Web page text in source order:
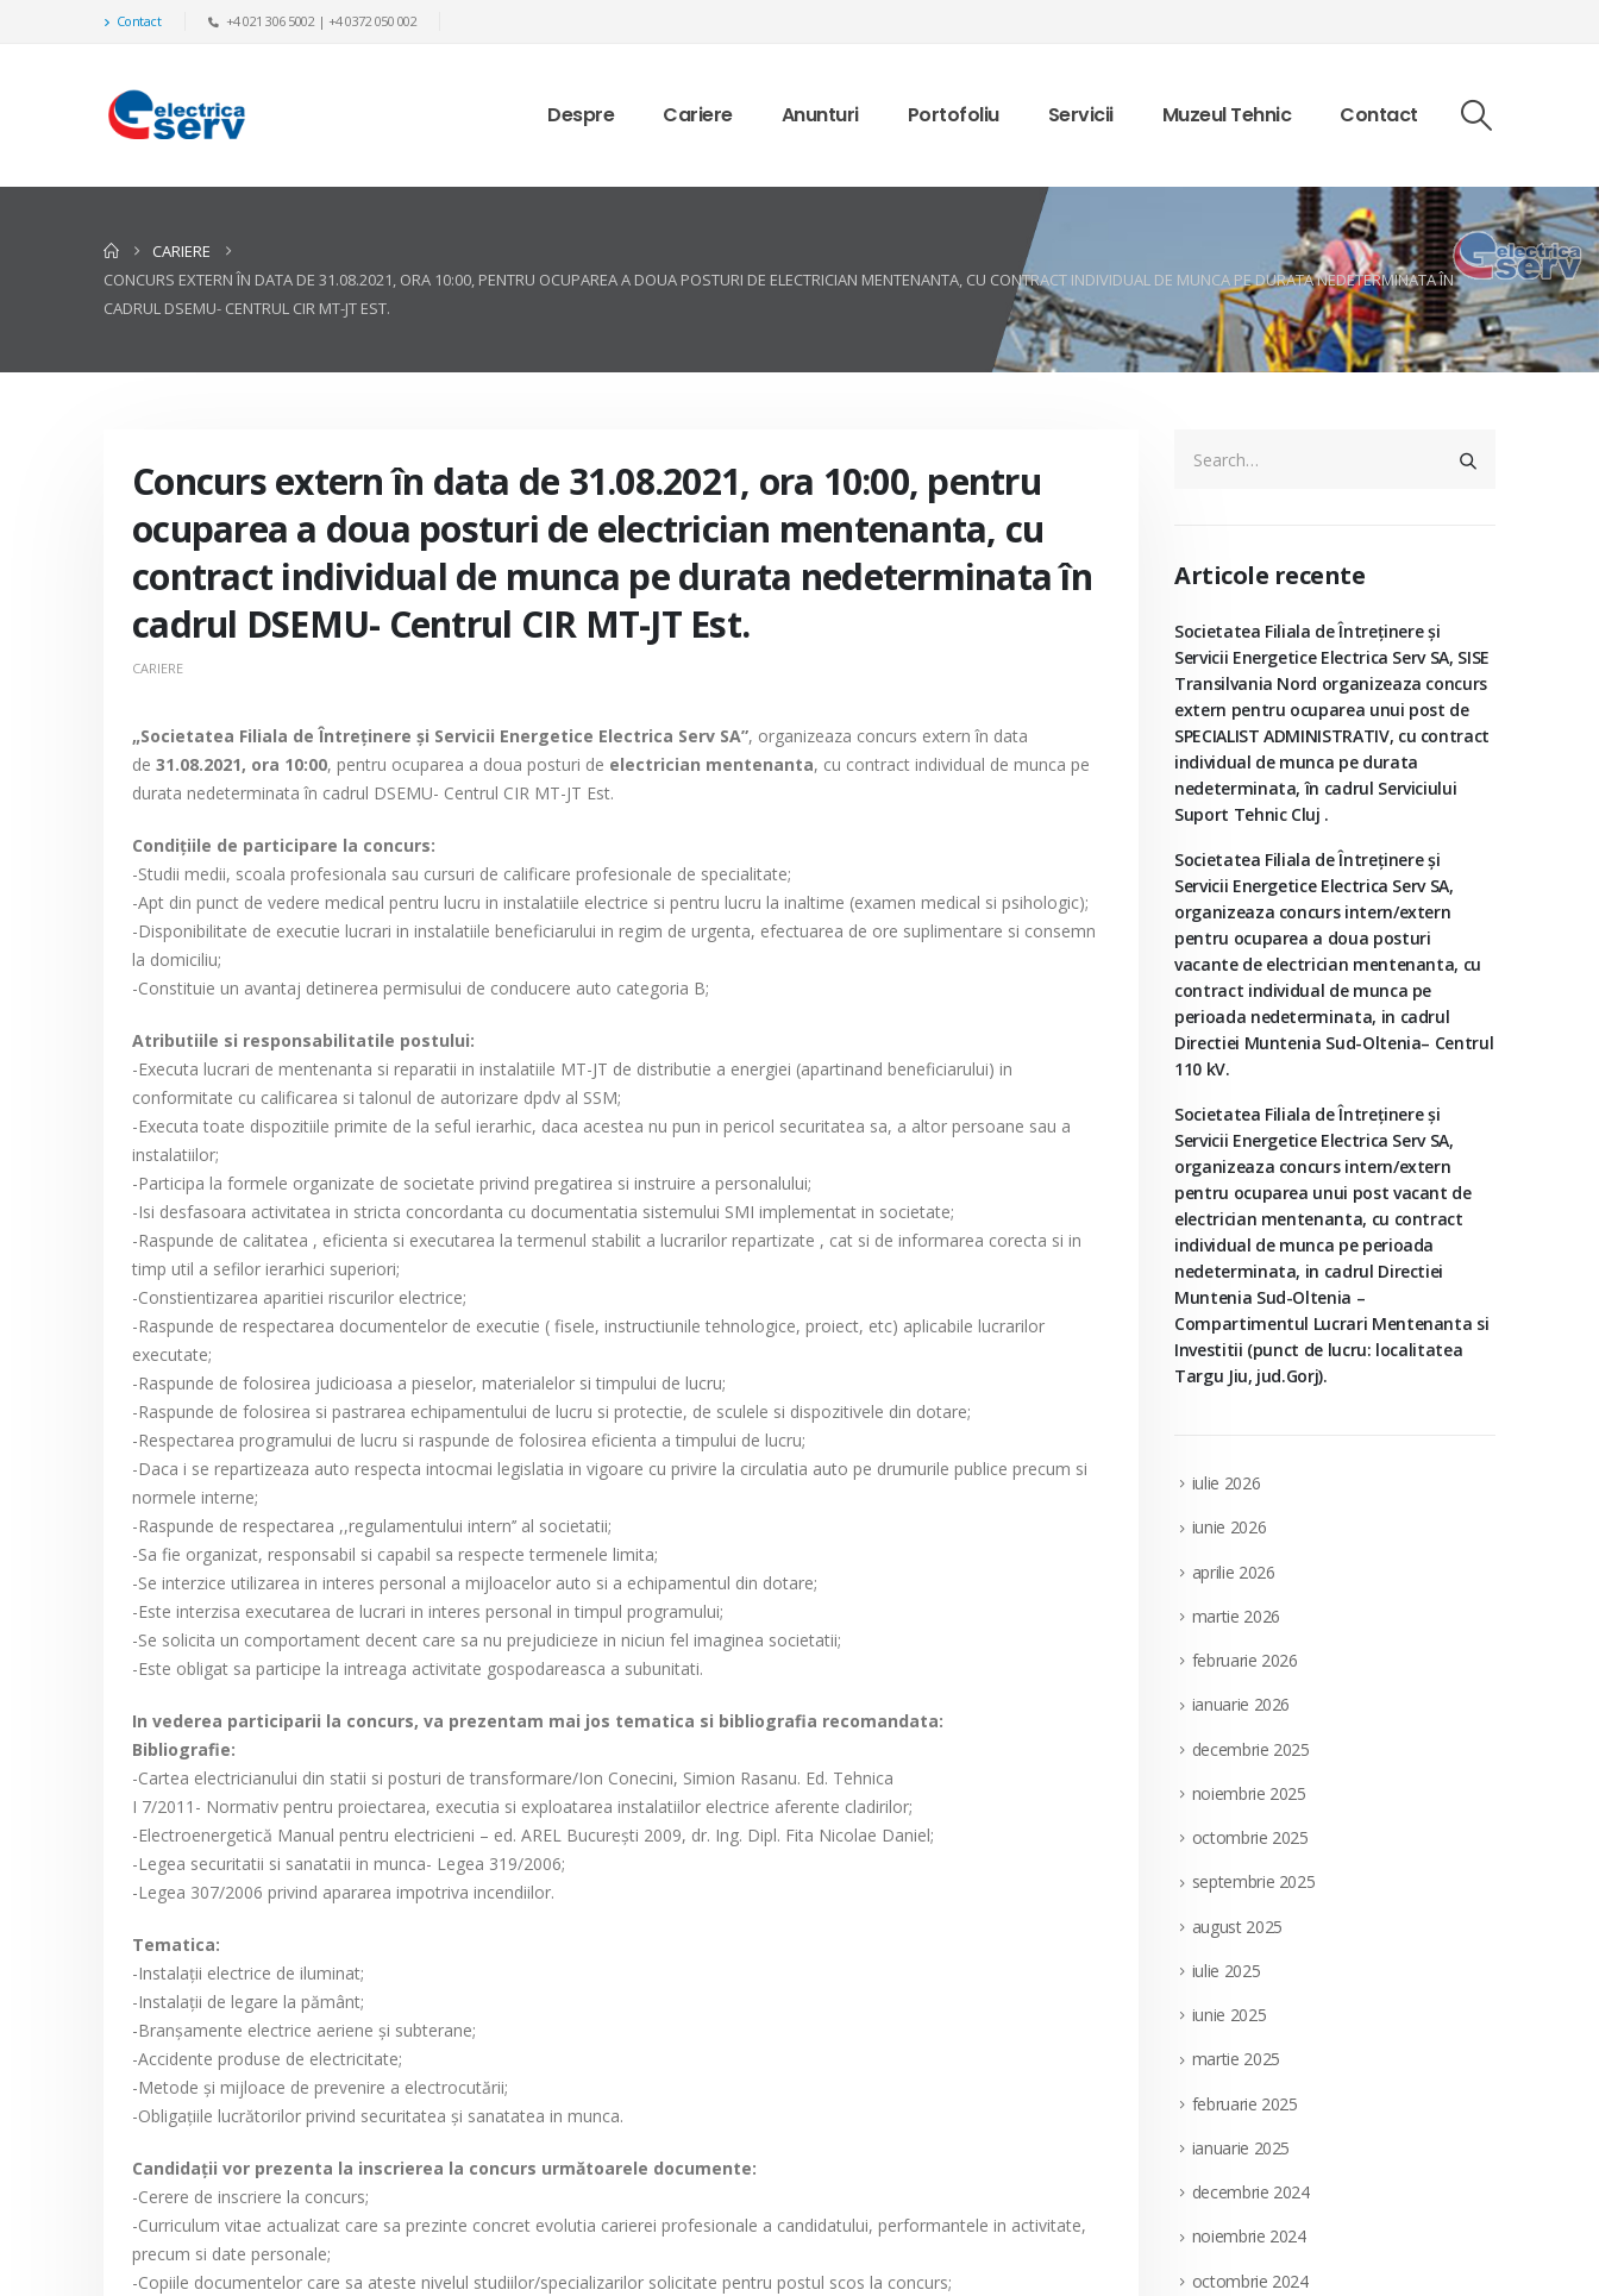
Contact +4 021 306 5002 | +4 0372 050 002
Despre Cariere Anunturi Portofoliu Servicii Muzeul Tehnic Contact
CARIERE
CONCURS EXTERN ÎN DATA DE 31.08.2021, ORA 10:00, PENTRU OCUPAREA A DOUA POSTURI DE ELECTRICIAN MENTENANTA, CU CONTRACT INDIVIDUAL DE MUNCA PE DURATA NEDETERMINATA ÎN
CADRUL DSEMU- CENTRUL CIR MT-JT EST.
Concurs extern în data de 31.08.2021, ora 10:00, pentru
ocuparea a doua posturi de electrician mentenanta, cu
contract individual de munca pe durata nedeterminata în
cadrul DSEMU- Centrul CIR MT-JT Est.
CARIERE
„Societatea Filiala de Întreţinere şi Servicii Energetice Electrica Serv SA”, organizeaza concurs extern în data
de 31.08.2021, ora 10:00, pentru ocuparea a doua posturi de electrician mentenanta, cu contract individual de munca pe
durata nedeterminata în cadrul DSEMU- Centrul CIR MT-JT Est.
Condiţiile de participare la concurs:
-Studii medii, scoala profesionala sau cursuri de calificare profesionale de specialitate;
-Apt din punct de vedere medical pentru lucru in instalatiile electrice si pentru lucru la inaltime (examen medical si psihologic);
-Disponibilitate de executie lucrari in instalatiile beneficiarului in regim de urgenta, efectuarea de ore suplimentare si consemn
la domiciliu;
-Constituie un avantaj detinerea permisului de conducere auto categoria B;
Atributiile si responsabilitatile postului:
-Executa lucrari de mentenanta si reparatii in instalatiile MT-JT de distributie a energiei (apartinand beneficiarului) in
conformitate cu calificarea si talonul de autorizare dpdv al SSM;
-Executa toate dispozitiile primite de la seful ierarhic, daca acestea nu pun in pericol securitatea sa, a altor persoane sau a
instalatiilor;
-Participa la formele organizate de societate privind pregatirea si instruire a personalului;
-Isi desfasoara activitatea in stricta concordanta cu documentatia sistemului SMI implementat in societate;
-Raspunde de calitatea , eficienta si executarea la termenul stabilit a lucrarilor repartizate , cat si de informarea corecta si in
timp util a sefilor ierarhici superiori;
-Constientizarea aparitiei riscurilor electrice;
-Raspunde de respectarea documentelor de executie ( fisele, instructiunile tehnologice, proiect, etc) aplicabile lucrarilor
executate;
-Raspunde de folosirea judicioasa a pieselor, materialelor si timpului de lucru;
-Raspunde de folosirea si pastrarea echipamentului de lucru si protectie, de sculele si dispozitivele din dotare;
-Respectarea programului de lucru si raspunde de folosirea eficienta a timpului de lucru;
-Daca i se repartizeaza auto respecta intocmai legislatia in vigoare cu privire la circulatia auto pe drumurile publice precum si
normele interne;
-Raspunde de respectarea ,,regulamentului intern’’ al societatii;
-Sa fie organizat, responsabil si capabil sa respecte termenele limita;
-Se interzice utilizarea in interes personal a mijloacelor auto si a echipamentul din dotare;
-Este interzisa executarea de lucrari in interes personal in timpul programului;
-Se solicita un comportament decent care sa nu prejudicieze in niciun fel imaginea societatii;
-Este obligat sa participe la intreaga activitate gospodareasca a subunitati.
In vederea participarii la concurs, va prezentam mai jos tematica si bibliografia recomandata:
Bibliografie:
-Cartea electricianului din statii si posturi de transformare/Ion Conecini, Simion Rasanu. Ed. Tehnica
I 7/2011- Normativ pentru proiectarea, executia si exploatarea instalatiilor electrice aferente cladirilor;
-Electroenergetică Manual pentru electricieni – ed. AREL București 2009, dr. Ing. Dipl. Fita Nicolae Daniel;
-Legea securitatii si sanatatii in munca- Legea 319/2006;
-Legea 307/2006 privind apararea impotriva incendiilor.
Tematica:
-Instalații electrice de iluminat;
-Instalații de legare la pământ;
-Branșamente electrice aeriene și subterane;
-Accidente produse de electricitate;
-Metode și mijloace de prevenire a electrocutării;
-Obligațiile lucrătorilor privind securitatea și sanatatea in munca.
Candidaţii vor prezenta la inscrierea la concurs următoarele documente:
-Cerere de inscriere la concurs;
-Curriculum vitae actualizat care sa prezinte concret evolutia carierei profesionale a candidatului, performantele in activitate,
precum si date personale;
-Copiile documentelor care sa ateste nivelul studiilor/specializarilor solicitate pentru postul scos la concurs;
Articole recente
Societatea Filiala de Întreţinere şi
Servicii Energetice Electrica Serv SA, SISE
Transilvania Nord organizeaza concurs
extern pentru ocuparea unui post de
SPECIALIST ADMINISTRATIV, cu contract
individual de munca pe durata
nedeterminata, în cadrul Serviciului
Suport Tehnic Cluj .
Societatea Filiala de Întreţinere şi
Servicii Energetice Electrica Serv SA,
organizeaza concurs intern/extern
pentru ocuparea a doua posturi
vacante de electrician mentenanta, cu
contract individual de munca pe
perioada nedeterminata, in cadrul
Directiei Muntenia Sud-Oltenia– Centrul
110 kV.
Societatea Filiala de Întreţinere şi
Servicii Energetice Electrica Serv SA,
organizeaza concurs intern/extern
pentru ocuparea unui post vacant de
electrician mentenanta, cu contract
individual de munca pe perioada
nedeterminata, in cadrul Directiei
Muntenia Sud-Oltenia –
Compartimentul Lucrari Mentenanta si
Investitii (punct de lucru: localitatea
Targu Jiu, jud.Gorj).
iulie 2026
iunie 2026
aprilie 2026
martie 2026
februarie 2026
ianuarie 2026
decembrie 2025
noiembrie 2025
octombrie 2025
septembrie 2025
august 2025
iulie 2025
iunie 2025
martie 2025
februarie 2025
ianuarie 2025
decembrie 2024
noiembrie 2024
octombrie 2024